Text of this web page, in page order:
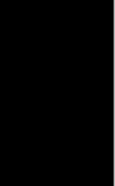
y amantes
esta conversación.
constructiva.
eliminado para
para todos.
conocer tus puntos